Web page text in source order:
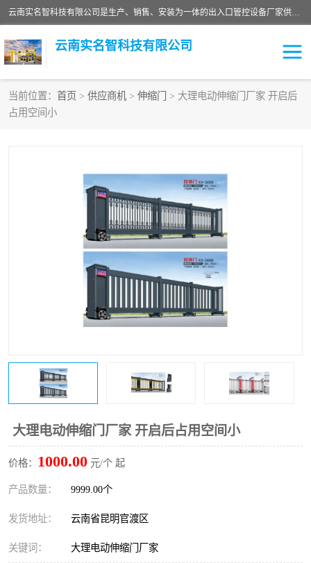
云南实名智科技有限公司是生产、销售、安装为一体的出入口管控设备厂家供应商。主营:电动伸缩门、道闸、广告道闸、重型空降闸、车牌识别、门禁通道、升降柱、岗亭、旗杆等智能设备。主营产品: 电动伸缩门,道闸门禁,车牌识别 生产、销售、安装为一体的出入口管控设备厂家源头供应商。
云南实名智科技有限公司
当前位置： 首页 > 供应商机 > 伸缩门
> 大理电动伸缩门厂家 开启后
占用空间小
大理电动伸缩门厂家 开启后占用空间小
价格： 1000.00 元/个 起
产品数量： 9999.00个
发货地址： 云南省昆明官渡区
关键词： 大理电动伸缩门厂家
车牌识别门系列
通道闸系列
伸缩门